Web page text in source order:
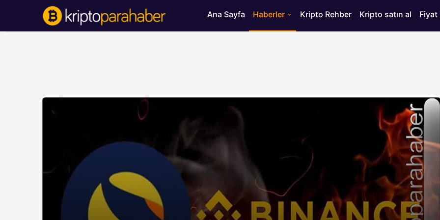
Ana Sayfa Haberler Kripto Rehber Kripto satın al Fiyat
BITCOIN HABERLERI HABERLER